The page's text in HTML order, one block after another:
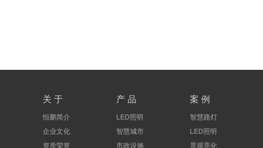
关 于
恒鹏简介
企业文化
资质荣誉
产 品
LED照明
智慧城市
市政设施
案 例
智慧路灯
LED照明
景观亮化